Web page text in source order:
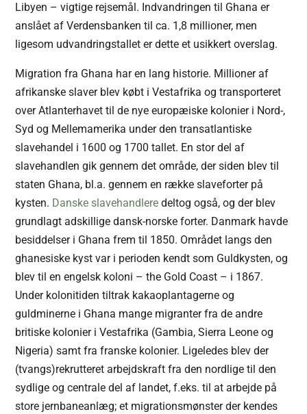
Libyen – vigtige rejsemål. Indvandringen til Ghana er
anslået af Verdensbanken til ca. 1,8 millioner, men
ligesom udvandringstallet er dette et usikkert overslag.
Migration fra Ghana har en lang historie. Millioner af
afrikanske slaver blev købt i Vestafrika og transporteret
over Atlanterhavet til de nye europæiske kolonier i Nord-,
Syd og Mellemamerika under den transatlantiske
slavehandel i 1600 og 1700 tallet. En stor del af
slavehandlen gik gennem det område, der siden blev til
staten Ghana, bl.a. gennem en række slaveforter på
kysten. Danske slavehandlere deltog også, og der blev
grundlagt adskillige dansk-norske forter. Danmark havde
besiddelser i Ghana frem til 1850. Området langs den
ghanesiske kyst var i perioden kendt som Guldkysten, og
blev til en engelsk koloni – the Gold Coast – i 1867.
Under kolonitiden tiltrak kakaoplantagerne og
guldminerne i Ghana mange migranter fra de andre
britiske kolonier i Vestafrika (Gambia, Sierra Leone og
Nigeria) samt fra franske kolonier. Ligeledes blev der
(tvangs)rekrutteret arbejdskraft fra den nordlige til den
sydlige og centrale del af landet, f.eks. til at arbejde på
store jernbaneanlæg; et migrationsmønster der kendes